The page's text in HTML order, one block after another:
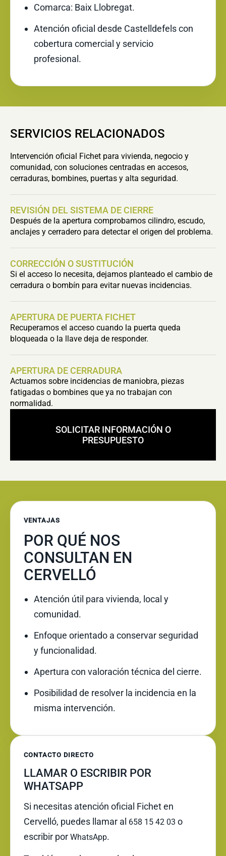
Comarca: Baix Llobregat.
Atención oficial desde Castelldefels con
cobertura comercial y servicio
profesional.
SERVICIOS RELACIONADOS
Intervención oficial Fichet para vivienda, negocio y
comunidad, con soluciones centradas en accesos,
cerraduras, bombines, puertas y alta seguridad.
REVISIÓN DEL SISTEMA DE CIERRE
Después de la apertura comprobamos cilindro, escudo,
anclajes y cerradero para detectar el origen del problema.
CORRECCIÓN O SUSTITUCIÓN
Si el acceso lo necesita, dejamos planteado el cambio de
cerradura o bombín para evitar nuevas incidencias.
APERTURA DE PUERTA FICHET
Recuperamos el acceso cuando la puerta queda
bloqueada o la llave deja de responder.
APERTURA DE CERRADURA
Actuamos sobre incidencias de maniobra, piezas
fatigadas o bombines que ya no trabajan con
normalidad.
SOLICITAR INFORMACIÓN O
PRESUPUESTO
VENTAJAS
POR QUÉ NOS
CONSULTAN EN
CERVELLÓ
Atención útil para vivienda, local y
comunidad.
Enfoque orientado a conservar seguridad
y funcionalidad.
Apertura con valoración técnica del cierre.
Posibilidad de resolver la incidencia en la
misma intervención.
CONTACTO DIRECTO
LLAMAR O ESCRIBIR POR
WHATSAPP
Si necesitas atención oficial Fichet en
Cervelló, puedes llamar al 658 15 42 03 o
escribir por WhatsApp.